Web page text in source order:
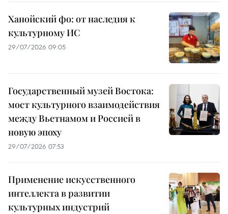
Ханойский фо: от наследия к
культурному ИС
29/07/2026 09:05
Государственный музей Востока:
мост культурного взаимодействия
между Вьетнамом и Россией в
новую эпоху
29/07/2026 07:53
Применение искусственного
интеллекта в развитии
культурных индустрий